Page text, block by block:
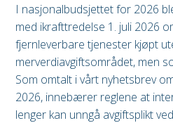
I nasjonalbudsjettet for 2026
med ikrafttredelse 1. juli 2026
fjernleverbare tjenester kjøpt
merverdiavgiftsområdet, men
Som omtalt i vårt nyhetsbrev
2026, innebærer reglene at
lenger kan unngå avgiftsplikt